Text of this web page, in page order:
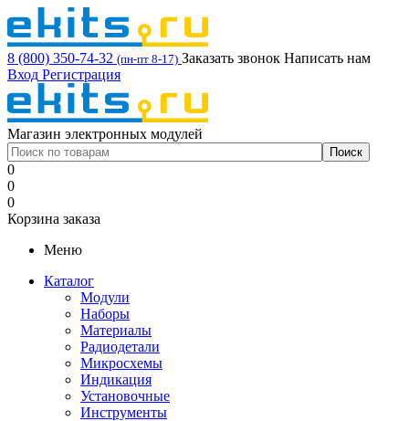
8 (800) 350-74-32 (пн-пт 8-17) Заказать звонок Написать нам
Вход Регистрация
Магазин электронных модулей
0
0
0
Корзина заказа
Меню
Каталог
Модули
Наборы
Материалы
Радиодетали
Микросхемы
Индикация
Установочные
Инструменты